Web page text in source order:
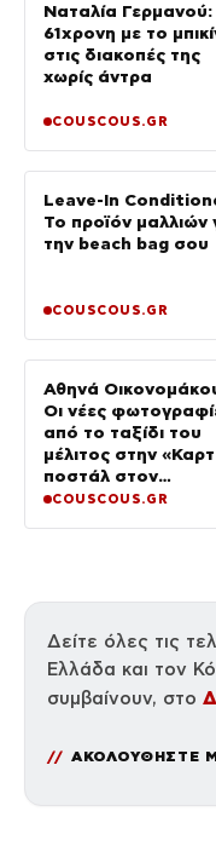
Ναταλία
61χρονη με το
στις διακοπές της
χωρίς άντρα
COUSCOUS.GR
Leave-In
Το προϊόν μαλλιών
την beach bag σου
COUSCOUS.GR
Αθηνά
Οι νέες
από το ταξίδι του
μέλιτος στην «Καρτ
ποστάλ στον
παράδεισο»
COUSCOUS.GR
Δείτε όλες τις
Ελλάδα και τον
συμβαίνουν, στο
ΑΚΟΛΟΥΘΗΣΤΕ